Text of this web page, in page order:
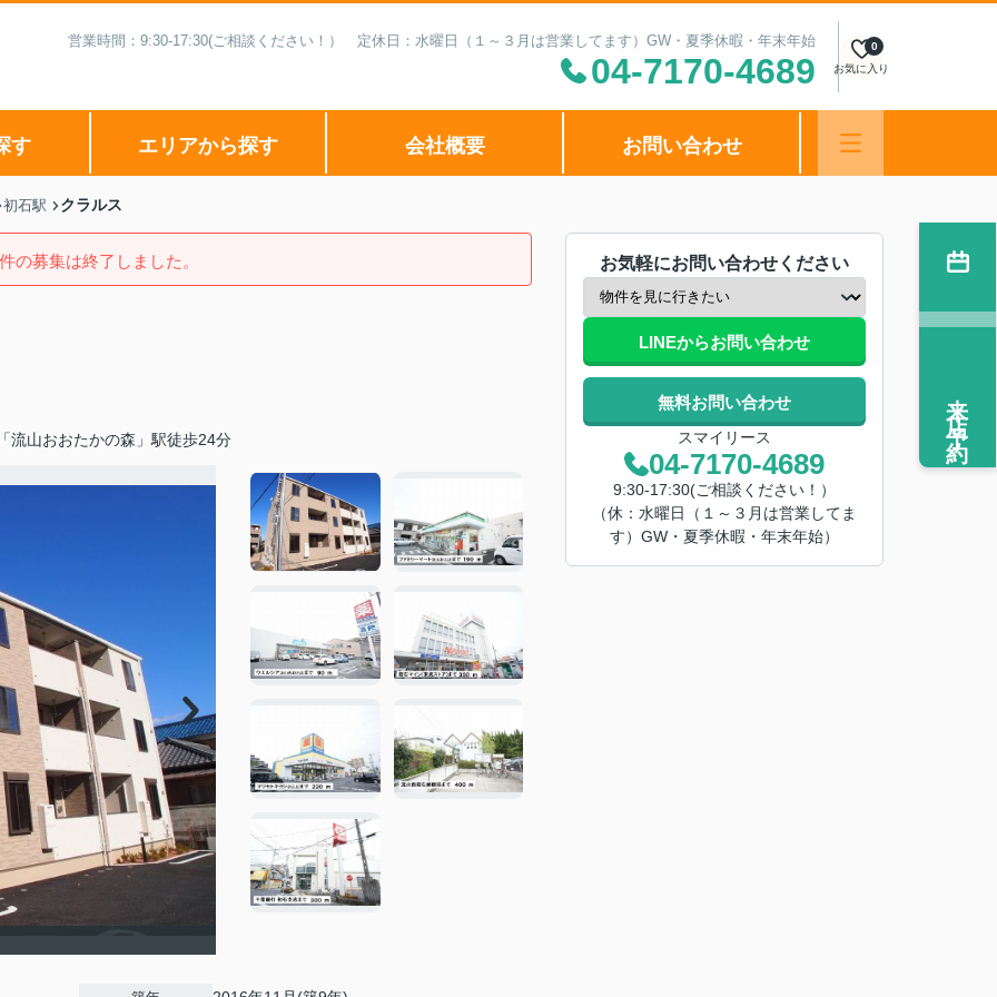
営業時間：9:30-17:30(ご相談ください！） 定休日：水曜日（１～３月は営業してます）GW・夏季休暇・年末年始
04-7170-4689 お気に入り
0
す エリアから探す 会社概要 お問い合わせ
初石駅 クラルス
の募集は終了しました。
流山おおたかの森」駅徒歩24分
お気軽にお問い合わせください
LINEからお問い合わせ
無料お問い合わせ
スマイリース
04-7170-4689
9:30-17:30(ご相談ください！）
（休：水曜日（１～３月は営業してま
す）GW・夏季休暇・年末年始）
来店予約